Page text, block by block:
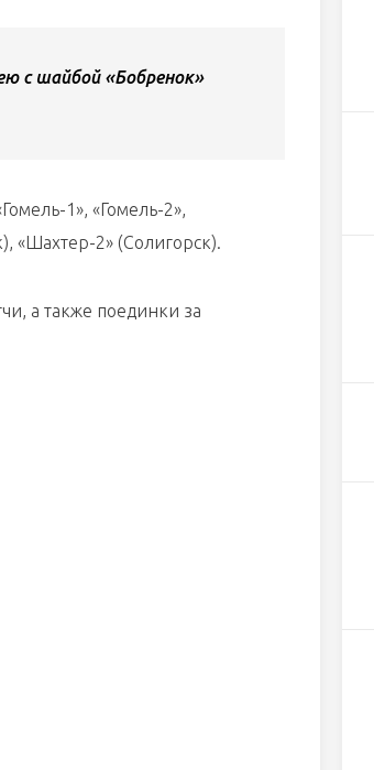
с шайбой «Бобренок»
1», «Гомель-2»,
«Шахтер-2» (Солигорск).
а также поединки за